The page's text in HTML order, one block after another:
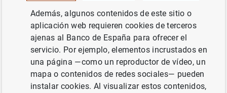
Estado financiero consolidado del
Eurosistema a 14 de agosto de 2015 (318
KB
Además, algunos contenidos de este sitio o
aplicación web requieren cookies de terceros
ajenas al Banco de España para ofrecer el
servicio. Por ejemplo, elementos incrustados en
una página —como un reproductor de vídeo, un
mapa o contenidos de redes sociales— pueden
instalar cookies. Al visualizar estos contenidos,